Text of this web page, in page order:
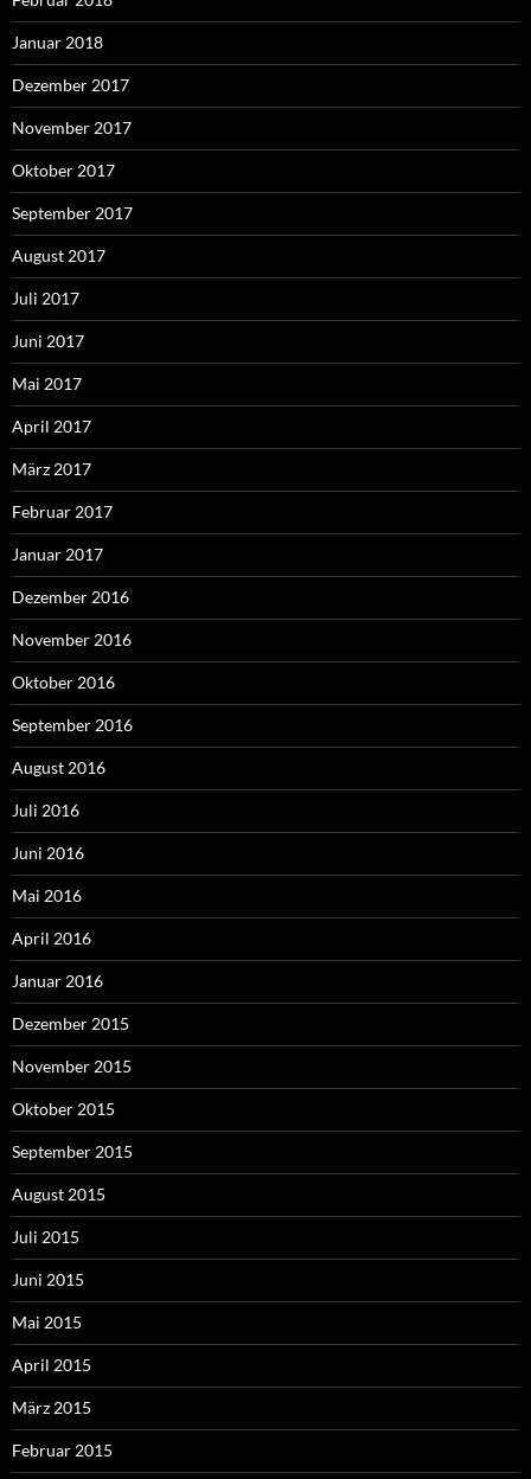
Januar 2018
Dezember 2017
November 2017
Oktober 2017
September 2017
August 2017
Juli 2017
Juni 2017
Mai 2017
April 2017
März 2017
Februar 2017
Januar 2017
Dezember 2016
November 2016
Oktober 2016
September 2016
August 2016
Juli 2016
Juni 2016
Mai 2016
April 2016
Januar 2016
Dezember 2015
November 2015
Oktober 2015
September 2015
August 2015
Juli 2015
Juni 2015
Mai 2015
April 2015
März 2015
Februar 2015